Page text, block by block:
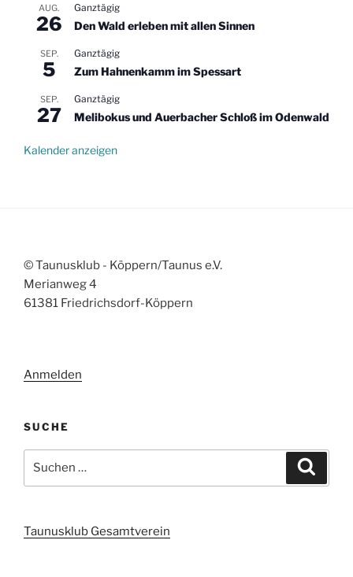
AUG.
26
Ganztägig
Den Wald erleben mit allen Sinnen
SEP.
5
Ganztägig
Zum Hahnenkamm im Spessart
SEP.
27
Ganztägig
Melibokus und Auerbacher Schloß im Odenwald
Kalender anzeigen
© Taunusklub - Köppern/Taunus e.V.
Merianweg 4
61381 Friedrichsdorf-Köppern
Anmelden
SUCHE
nach:
Taunusklub Gesamtverein